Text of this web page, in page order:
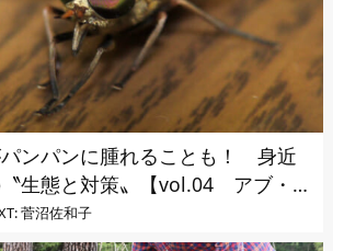
ンパンに腫れることも！ 身近
生態と対策〟【vol.04 アブ・ブ
菅沼佐和子